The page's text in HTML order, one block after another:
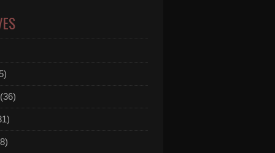
(36)